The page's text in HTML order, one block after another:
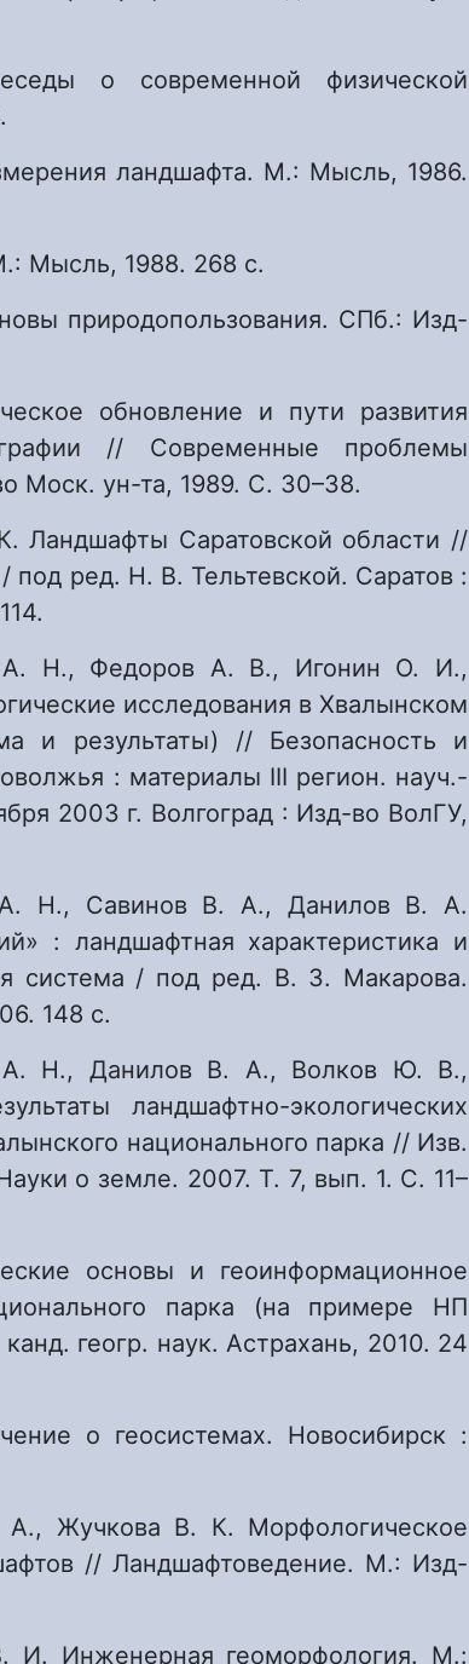
о современной физической
ландшафта. М.: Мысль, 1986.
Мысль, 1988. 268 с.
природопользования. СПб.: Изд-
обновление и пути развития
// Современные проблемы
Моск. ун-та, 1989. С. 30–38.
Ландшафты Саратовской области //
под ред. Н. В. Тельтевской. Саратов :
Н., Федоров А. В., Игонин О. И.,
исследования в Хвалынском
и результаты) // Безопасность и
: материалы III регион. науч.-
2003 г. Волгоград : Изд-во ВолГУ,
Н., Савинов В. А., Данилов В. А.
: ландшафтная характеристика и
система / под ред. В. З. Макарова.
148 с.
Н., Данилов В. А., Волков Ю. В.,
ландшафтно-экологических
национального парка // Изв.
о земле. 2007. Т. 7, вып. 1. С. 11–
основы и геоинформационное
парка (на примере НП
геогр. наук. Астрахань, 2010. 24
о геосистемах. Новосибирск :
Жучкова В. К. Морфологическое
// Ландшафтоведение. М.: Изд-
Инженерная геоморфология. М.: